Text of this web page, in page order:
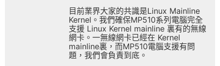
目前業界大家的共識是Linux Mainline
Kernel。我們確保MP510系列電腦完全
支援 Linux Kernel mainline 裏有的無線
網卡。一無線網卡已經在 Kernel
mainline裏，而MP510電腦支援有問
題，我們會負責到底。